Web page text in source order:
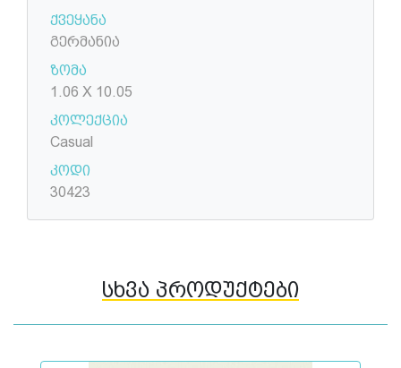
ქვეყანა
გერმანია
ზომა
1.06 X 10.05
კოლექცია
Casual
კოდი
30423
სხვა პროდუქტები